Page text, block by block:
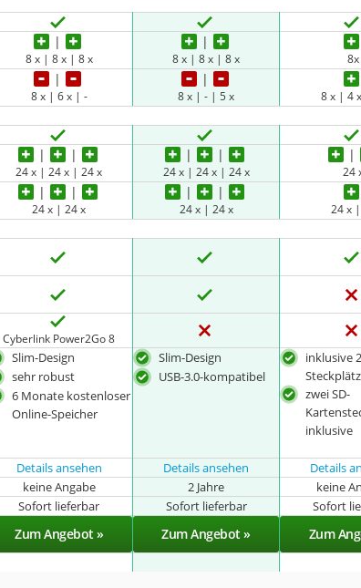
8 x | 8 x | 8 x 8 x | 8 x | 8 x 8x
8 x | 6 x | - 8 x | - | 5 x 8 x | 4
24 x | 24 x | 24 x 24 x | 24 x | 24 x 24
24 x | 24 x 24 x | 24 x 24 x
Cyberlink Power2Go 8
Slim-Design
sehr robust
6 Monate kostenloser
Online-Speicher
Slim-Design
USB-3.0-kompatibel
inklusive
zwei SD-
inklusive
Details ansehen Details ansehen Details
keine Angabe 2 Jahre keine
Sofort lieferbar Sofort lieferbar Sofort
Zum Angebot » Zum Angebot » Zum